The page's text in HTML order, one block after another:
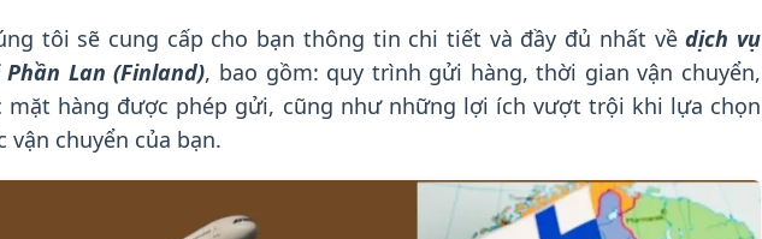
tôi sẽ cung cấp cho bạn thông tin chi tiết và đầy đủ nhất vềdịch vụ
Lan (Finland), bao gồm: quy trình gửi hàng, thời gian vận chuyển,
mặt hàng được phép gửi, cũng như những lợi ích vượt trội khi lựa chọn
vận chuyển của bạn.